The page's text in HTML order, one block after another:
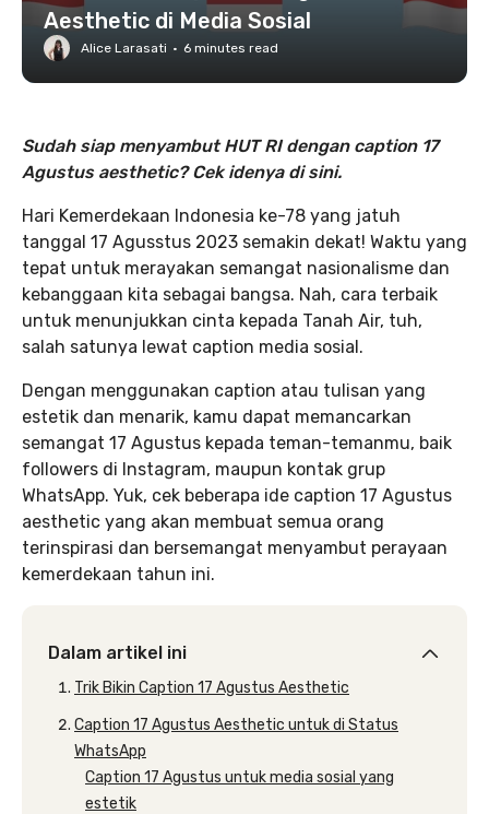
Aesthetic di Media Sosial
Alice Larasati · 6 minutes read
Sudah siap menyambut HUT RI dengan caption 17
Agustus aesthetic? Cek idenya di sini.
Hari Kemerdekaan Indonesia ke-78 yang jatuh
tanggal 17 Agusstus 2023 semakin dekat! Waktu yang
tepat untuk merayakan semangat nasionalisme dan
kebanggaan kita sebagai bangsa. Nah, cara terbaik
untuk menunjukkan cinta kepada Tanah Air, tuh,
salah satunya lewat caption media sosial.
Dengan menggunakan caption atau tulisan yang
estetik dan menarik, kamu dapat memancarkan
semangat 17 Agustus kepada teman-temanmu, baik
followers di Instagram, maupun kontak grup
WhatsApp. Yuk, cek beberapa ide caption 17 Agustus
aesthetic yang akan membuat semua orang
terinspirasi dan bersemangat menyambut perayaan
kemerdekaan tahun ini.
Dalam artikel ini
Trik Bikin Caption 17 Agustus Aesthetic
Caption 17 Agustus Aesthetic untuk di Status
WhatsApp
Caption 17 Agustus untuk media sosial yang
estetik